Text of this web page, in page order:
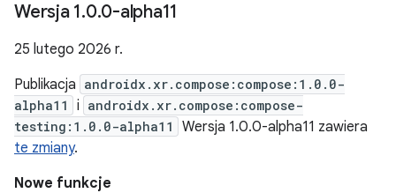
Wersja 1.0.0-alpha11
25 lutego 2026 r.
Publikacja androidx.xr.compose:compose:1.0.0-
alpha11
i androidx.xr.compose:compose-
testing:1.0.0-alpha11
Wersja 1.0.0-alpha11 zawiera
te zmiany.
Nowe funkcje